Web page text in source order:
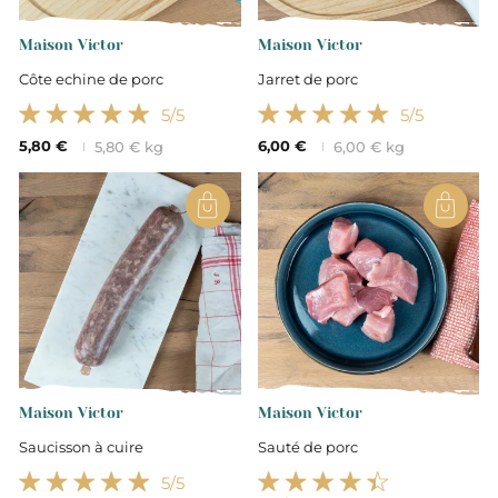
Emballé sous vide pour une
meilleure conservation
Maison Victor
Côte echine de porc
5/5
5,80 € 5,80 € kg
Maison Victor
Jarret de porc
5/5
6,00 € 6,00 € kg
Maison Victor
Saucisson à cuire
5/5
Maison Victor
Sauté de porc